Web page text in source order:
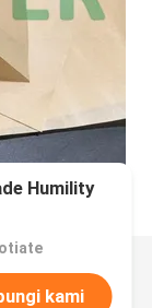
Humility
kami